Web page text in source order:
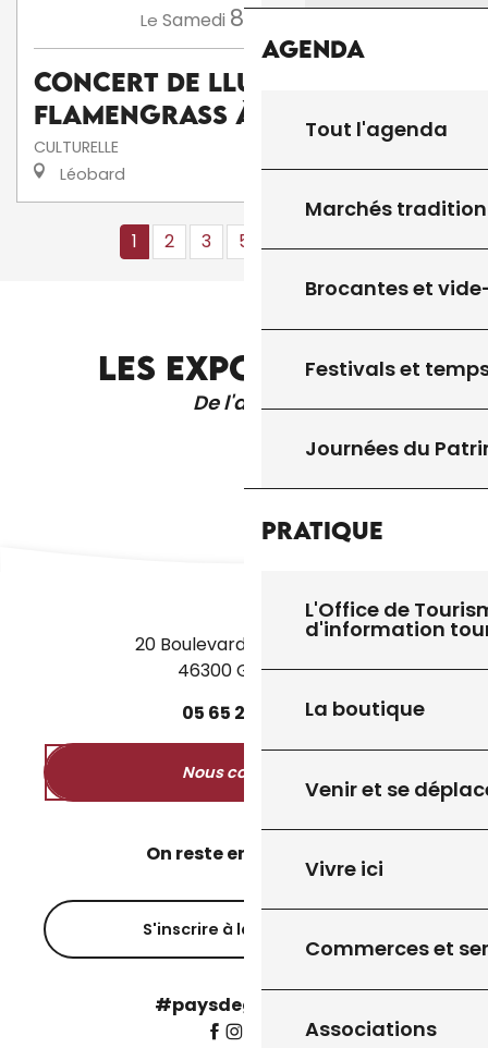
Agenda
Tout l'agenda
Marchés
Brocantes et
Festivals et
Journées du
Pratique
L'Office de
d'information
La boutique
Venir et se
Vivre ici
Commerces et
Associations
Le Samedi 8
Concert de Lluís Gómez's
FlamenGrass à La Scénette
CULTURELLE
Léobard
1 2 3 5+
LES EXPOSITIONS
De l'année
27
AOÛT
EXPOSITION "VOYAGE INTEMPOREL"
20 Boulevard des Martyrs
46300 Gourdon
05 65 27 50
Nous contacter
On reste en contact ?
S'inscrire à la newsletter
#paysdegourdon !